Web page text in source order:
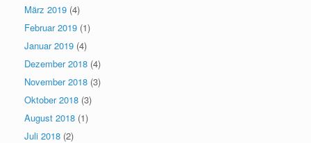
März 2019 (4)
Februar 2019 (1)
Januar 2019 (4)
Dezember 2018 (4)
November 2018 (3)
Oktober 2018 (3)
August 2018 (1)
Juli 2018 (2)